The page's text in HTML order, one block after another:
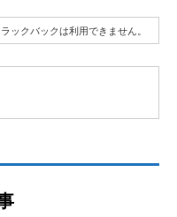
ラックバックは利用できません。